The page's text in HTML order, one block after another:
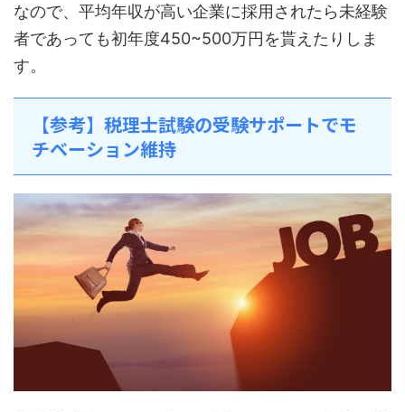
なので、平均年収が高い企業に採用されたら未経験
者であっても初年度450~500万円を貰えたりしま
す。
【参考】税理士試験の受験サポートでモ
チベーション維持